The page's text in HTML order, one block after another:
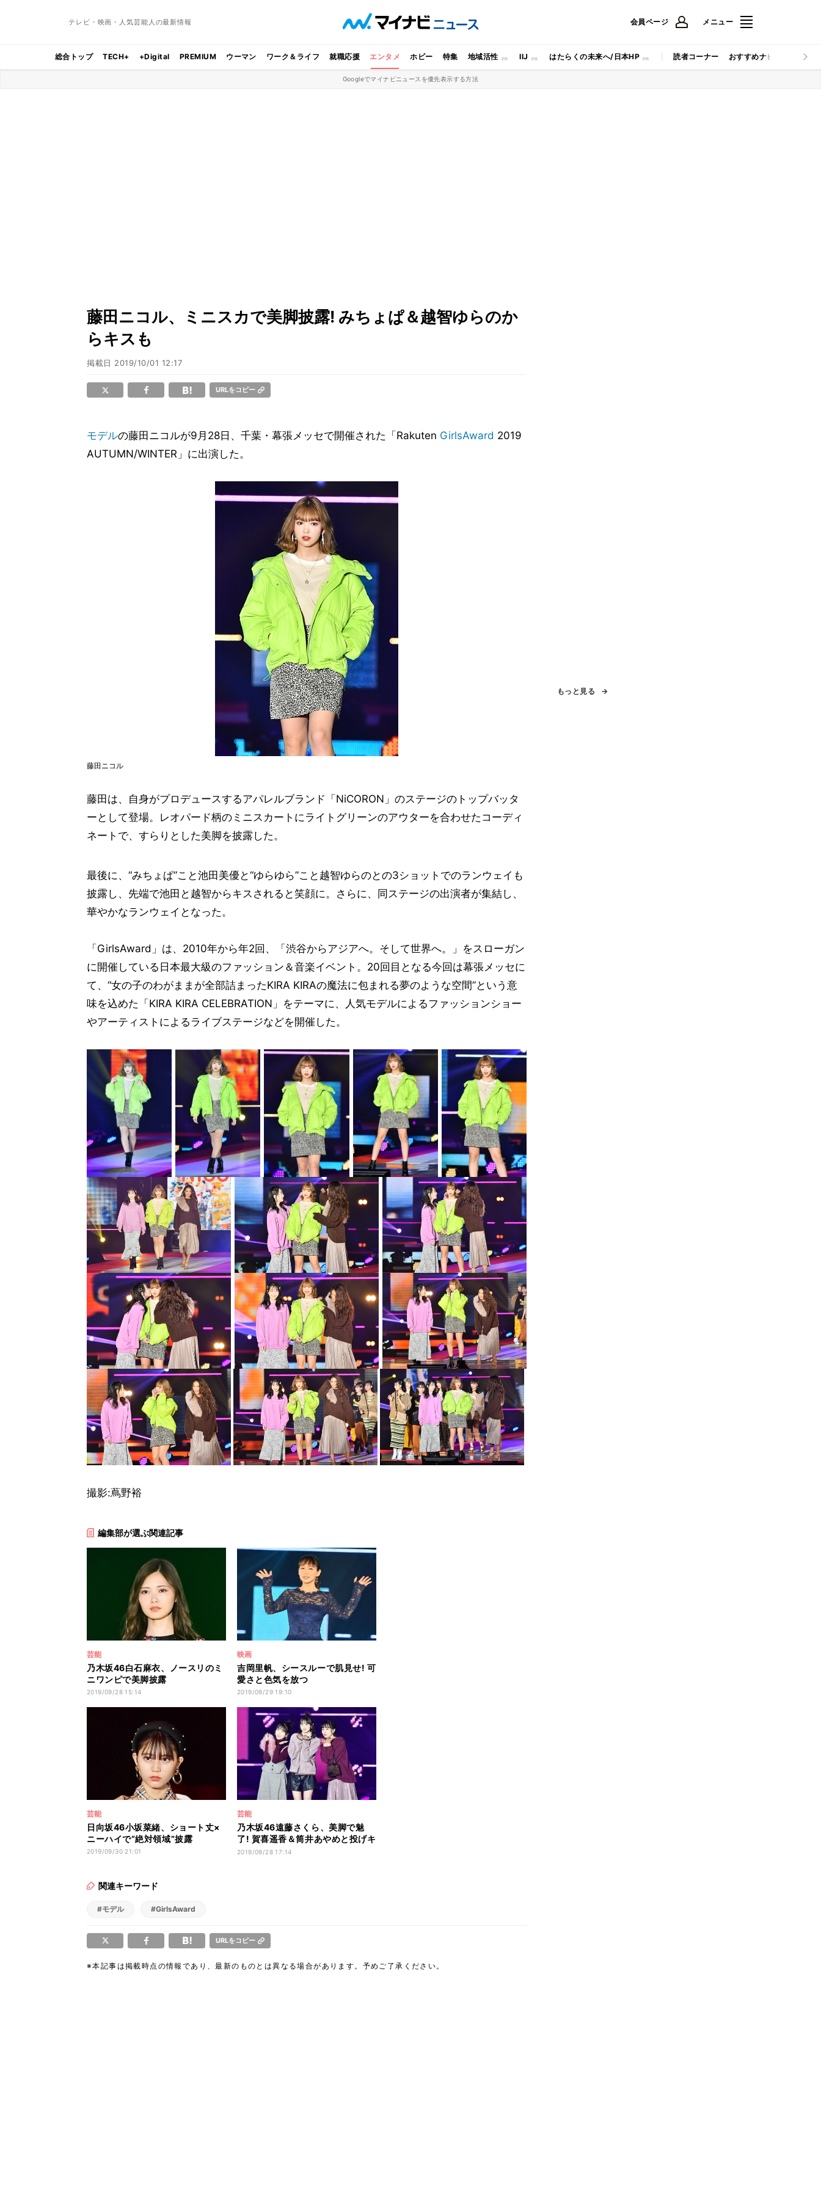
テレビ・映画・人気芸能人の最新情報 会員ページ メニュー
総合トップ TECH+ +Digital PREMIUM ウーマン ワーク＆ライフ 就職応援 エンタメ ホビー 特集 地域活性 IIJ はたらくの未来へ/日本HP 読者コーナー おすすめナビ マイナビ
Googleでマイナビニュースを優先表示する方法
藤田ニコル、ミニスカで美脚披露! みちょぱ＆越智ゆらのか
らキスも
掲載日 2019/10/01 12:17
URLをコピー
モデルの藤田ニコルが9月28日、千葉・幕張メッセで開催された「Rakuten GirlsAward 2019
AUTUMN/WINTER」に出演した。
藤田ニコル
藤田は、自身がプロデュースするアパレルブランド「NiCORON」のステージのトップバッタ
ーとして登場。レオパード柄のミニスカートにライトグリーンのアウターを合わせたコーディ
ネートで、すらりとした美脚を披露した。
最後に、“みちょぱ”こと池田美優と“ゆらゆら”こと越智ゆらのとの3ショットでのランウェイも
披露し、先端で池田と越智からキスされると笑顔に。さらに、同ステージの出演者が集結し、
華やかなランウェイとなった。
「GirlsAward」は、2010年から年2回、「渋谷からアジアへ。そして世界へ。」をスローガン
に開催している日本最大級のファッション＆音楽イベント。20回目となる今回は幕張メッセに
て、“女の子のわがままが全部詰まったKIRA KIRAの魔法に包まれる夢のような空間”という意
味を込めた「KIRA KIRA CELEBRATION」をテーマに、人気モデルによるファッションショー
やアーティストによるライブステージなどを開催した。
撮影:蔦野裕
編集部が選ぶ関連記事
芸能
乃木坂46白石麻衣、ノースリのミ
ニワンピで美脚披露
2019/09/28 15:14
映画
吉岡里帆、シースルーで肌見せ! 可
愛さと色気を放つ
2019/09/29 19:10
芸能
日向坂46小坂菜緒、ショート丈×
ニーハイで“絶対領域”披露
2019/09/30 21:01
芸能
乃木坂46遠藤さくら、美脚で魅
了! 賀喜遥香＆筒井あやめと投げキ
ッスも
2019/09/28 17:14
関連キーワード
#モデル #GirlsAward
URLをコピー
※本記事は掲載時点の情報であり、最新のものとは異なる場合があります。予めご了承ください。
もっと見る